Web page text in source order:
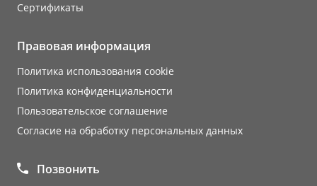
Сертификаты
Правовая информация
Политика использования cookie
Политика конфиденциальности
Пользовательское соглашение
Согласие на обработку персональных данных
Позвонить